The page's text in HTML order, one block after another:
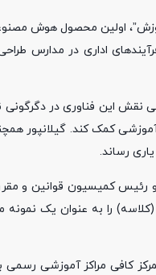
اولین محصول هوش
اداری در مدارس
نقش این فناوری در
کمک کند. گیلانپور
رساند.
کمیسیون قوانین و
را به عنوان یک
کافی مراکز آموزشی